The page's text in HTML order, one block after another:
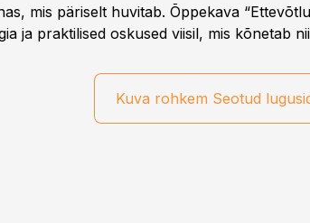
mis päriselt huvitab. Õppekava
ja praktilised oskused viisil, mis kõnetab
Kuva rohkem Seotud